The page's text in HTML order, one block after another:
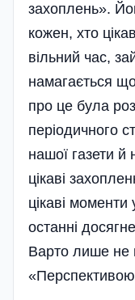
захоплень».
кожен, хто
вільний час,
намагається
про це була
періодичного
нашої газети й
цікаві
цікаві моменти
останні
Варто лише не